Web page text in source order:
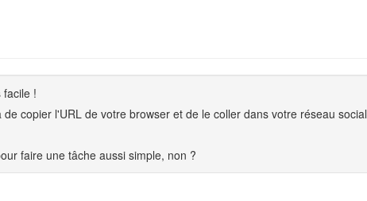
facile !
copier l'URL de votre browser et de le coller dans votre réseau social
faire une tâche aussi simple, non ?